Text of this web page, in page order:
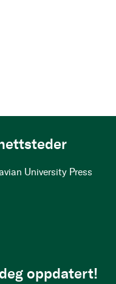
University Press
oppdatert!